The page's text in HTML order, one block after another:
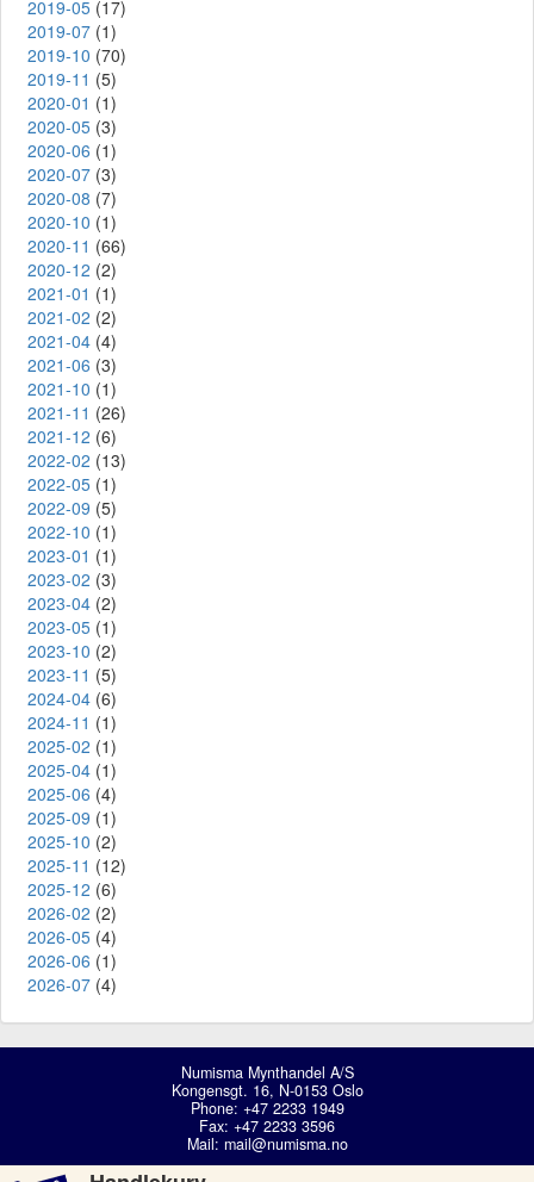
2019-05 (17)
2019-07 (1)
2019-10 (70)
2019-11 (5)
2020-01 (1)
2020-05 (3)
2020-06 (1)
2020-07 (3)
2020-08 (7)
2020-10 (1)
2020-11 (66)
2020-12 (2)
2021-01 (1)
2021-02 (2)
2021-04 (4)
2021-06 (3)
2021-10 (1)
2021-11 (26)
2021-12 (6)
2022-02 (13)
2022-05 (1)
2022-09 (5)
2022-10 (1)
2023-01 (1)
2023-02 (3)
2023-04 (2)
2023-05 (1)
2023-10 (2)
2023-11 (5)
2024-04 (6)
2024-11 (1)
2025-02 (1)
2025-04 (1)
2025-06 (4)
2025-09 (1)
2025-10 (2)
2025-11 (12)
2025-12 (6)
2026-02 (2)
2026-05 (4)
2026-06 (1)
2026-07 (4)
Numisma Mynthandel A/S
Kongensgt. 16, N-0153 Oslo
Phone: +47 2233 1949
Fax: +47 2233 3596
Mail: mail@numisma.no